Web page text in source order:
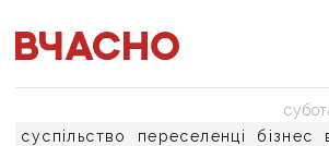
суспільство переселенці бізнес